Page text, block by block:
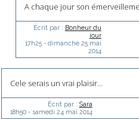
A chaque jour son
Écrit par : Bonheur du
jour
17h25- dimanche 25 mai
2014
Cele serais un vrai plaisir...
Écrit par : Sara
18h50- samedi 24 mai 2014